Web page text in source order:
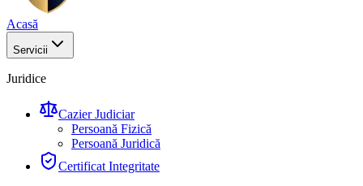
Acasă
Servicii
Juridice
Cazier Judiciar
Persoană Fizică
Persoană Juridică
Certificat Integritate